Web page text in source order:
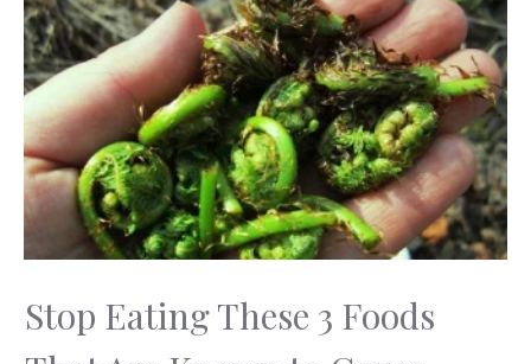
Stop Eating These 3 Foods